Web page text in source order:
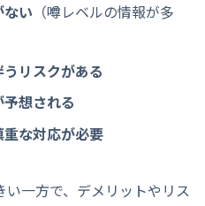
い （噂レベルの情報が多
リスクがある
想される
な対応が必要
一方で、デメリットやリス